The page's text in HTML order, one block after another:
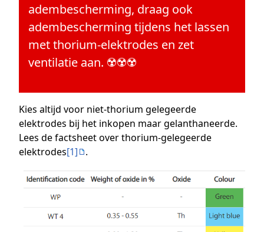
adembescherming, draag ook
adembescherming tijdens het lassen
met thorium-elektrodes en zet
ventilatie aan. ☢️☢️☢️
Kies altijd voor niet-thorium gelegeerde
elektrodes bij het inkopen maar gelanthaneerde.
Lees de factsheet over thorium-gelegeerde
elektrodes[1] .